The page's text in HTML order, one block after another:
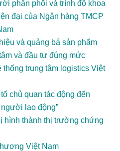
phân phối và trình độ khoa
đại của Ngân hàng TMCP
và quảng bá sản phẩm
và đầu tư đúng mức
thống trung tâm logistics Việt
chủ quan tác động đến
lao động”
hình thành thị trường chứng
Việt Nam